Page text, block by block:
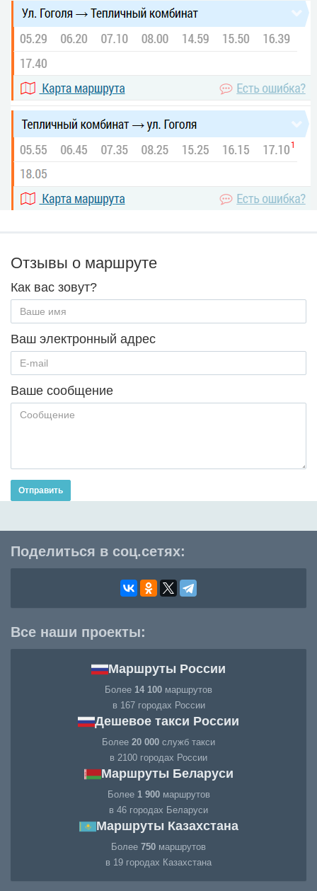
Отзывы о маршруте
Как вас зовут?
Ваш электронный адрес
Ваше сообщение
Отправить
Поделиться в соц.сетях:
Все наши проекты:
Маршруты России
Более 14 100 маршрутов
в 167 городах России
Дешевое такси России
Более 20 000 служб такси
в 2100 городах России
Маршруты Беларуси
Более 1 900маршрутов
в 46 городах Беларуси
Маршруты Казахстана
Более 750 маршрутов
в 19 городах Казахстана